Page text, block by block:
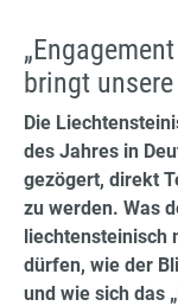
bringt
Die
des Jahres in
gezögert, direkt
zu werden. Was
liechtensteinisch
dürfen, wie der
und wie sich das